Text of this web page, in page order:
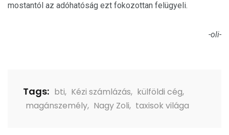
mostantól az adóhatóság ezt fokozottan felügyeli.
-oli-
Tags: bti, Kézi számlázás, külföldi cég,
magánszemély, Nagy Zoli, taxisok világa